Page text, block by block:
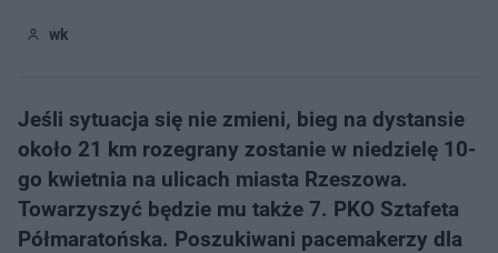
wk
Jeśli sytuacja się nie zmieni, bieg na dystansie
około 21 km rozegrany zostanie w niedzielę 10-
go kwietnia na ulicach miasta Rzeszowa.
Towarzyszyć będzie mu także 7. PKO Sztafeta
Półmaratońska. Poszukiwani pacemakerzy dla